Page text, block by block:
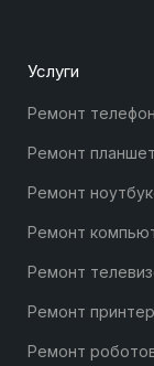
Услуги
Ремонт
Ремонт
Ремонт
Ремонт
Ремонт
Ремонт
Ремонт